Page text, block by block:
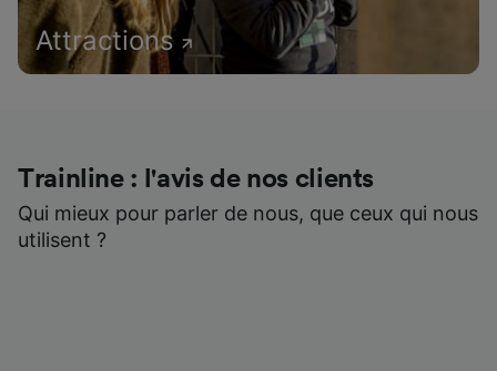
Attractions
Trainline : l'avis de nos clients
Qui mieux pour parler de nous, que ceux qui nous
utilisent ?